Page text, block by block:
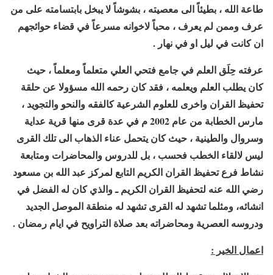
طاعة الله ، بطيئاً الى معصيته ، بشوشاً لا يبخل بابتسامته على من
عرف وممن لم يعرف ، محباً لاخوانه مسرعاً في قضاء حوائجهم
ان كانت في ليل او في نهار .
عرفته حِلَق العلم في جامع فتحي العلي متعلماً ومعلماً ، حيث
كان يطلب العلم ويعلمه ، فقد كان رحمه الله مسؤولا عن حلقة
تحفيظ القران واخرى للعلوم الشرعية كالفقه والنحو والتجويد ،
مارس الخطابة من عام 2002 م في عدة قرى منها قرية عداية
وسروال والطينية ، حيث كان يتحمل عناء الذهاب الى تلك القرى
ليس لالقاء الخطب فحسب ، بل للدروس والمحاضرات ومتابعة
نشاط فرع تحفيظ القران الكريم التابع لمركز عبد الله بن مسعود
رضي الله عنه لتحفيظ القران الكريم ـ والذي كان له الفضل في
انشائه، ومثلما تشهد له القرى تشهد له منطقة الموصل الجديد
ودروسه العصرية ومحاضراته بعد صلاة التراويح في ايام رمضان .
اعمال الخير :